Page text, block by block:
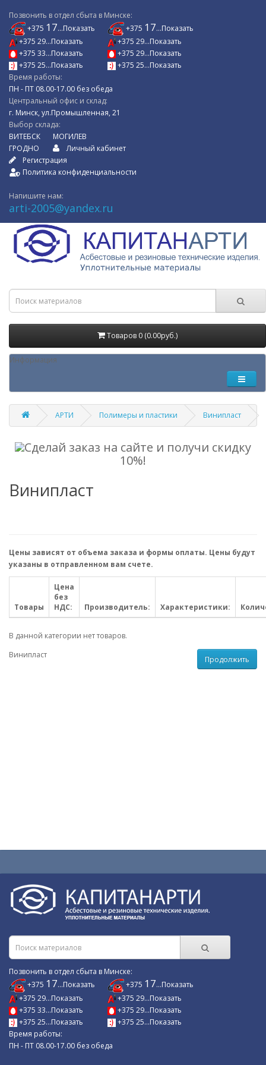
Позвонить в отдел сбыта в Минске:
+375 17...Показать
+375 29...Показать
+375 33...Показать
+375 25...Показать
+375 17...Показать
+375 29...Показать
+375 29...Показать
+375 25...Показать
Время работы:
ПН - ПТ 08.00-17.00 без обеда
Центральный офис и склад:
г. Минск, ул.Промышленная, 21
Выбор склада:
ВИТЕБСК
ГРОДНО
МОГИЛЕВ
Личный кабинет
Регистрация
Политика конфиденциальности
Напишите нам:
arti-2005@yandex.ru
Товаров 0 (0.00руб.)
Информация
АРТИ Полимеры и пластики Винипласт
Сделай заказ на сайте и получи скидку
10%!
Винипласт
Цены зависят от объема заказа и формы оплаты. Цены будут
указаны в отправленном вам счете.
Товары
Цена
без
НДС:
Производитель: Характеристики:
В данной категории нет товаров.
Продолжить
Винипласт
Позвонить в отдел сбыта в Минске:
+375 17...Показать
+375 29...Показать
+375 33...Показать
+375 25...Показать
+375 17...Показать
+375 29...Показать
+375 29...Показать
+375 25...Показать
Время работы:
ПН - ПТ 08.00-17.00 без обеда